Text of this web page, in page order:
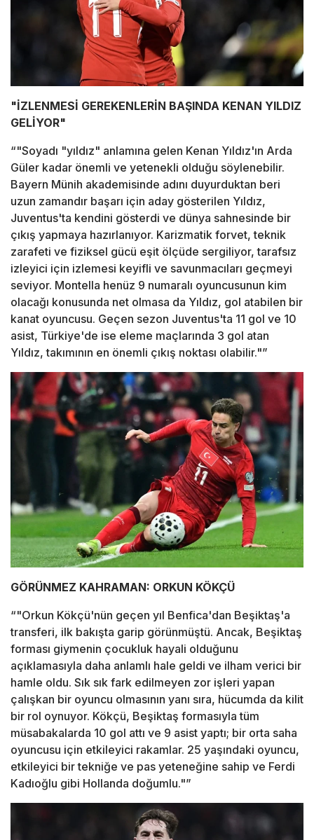
"İZLENMESİ GEREKENLERİN BAŞINDA KENAN YILDIZ
GELİYOR"
“"Soyadı "yıldız" anlamına gelen Kenan Yıldız'ın Arda
Güler kadar önemli ve yetenekli olduğu söylenebilir.
Bayern Münih akademisinde adını duyurduktan beri
uzun zamandır başarı için aday gösterilen Yıldız,
Juventus'ta kendini gösterdi ve dünya sahnesinde bir
çıkış yapmaya hazırlanıyor. Karizmatik forvet, teknik
zarafeti ve fiziksel gücü eşit ölçüde sergiliyor, tarafsız
izleyici için izlemesi keyifli ve savunmacıları geçmeyi
seviyor. Montella henüz 9 numaralı oyuncusunun kim
olacağı konusunda net olmasa da Yıldız, gol atabilen bir
kanat oyuncusu. Geçen sezon Juventus'ta 11 gol ve 10
asist, Türkiye'de ise eleme maçlarında 3 gol atan
Yıldız, takımının en önemli çıkış noktası olabilir."”
GÖRÜNMEZ KAHRAMAN: ORKUN KÖKÇÜ
“"Orkun Kökçü'nün geçen yıl Benfica'dan Beşiktaş'a
transferi, ilk bakışta garip görünmüştü. Ancak, Beşiktaş
forması giymenin çocukluk hayali olduğunu
açıklamasıyla daha anlamlı hale geldi ve ilham verici bir
hamle oldu. Sık sık fark edilmeyen zor işleri yapan
çalışkan bir oyuncu olmasının yanı sıra, hücumda da kilit
bir rol oynuyor. Kökçü, Beşiktaş formasıyla tüm
müsabakalarda 10 gol attı ve 9 asist yaptı; bir orta saha
oyuncusu için etkileyici rakamlar. 25 yaşındaki oyuncu,
etkileyici bir tekniğe ve pas yeteneğine sahip ve Ferdi
Kadıoğlu gibi Hollanda doğumlu."”